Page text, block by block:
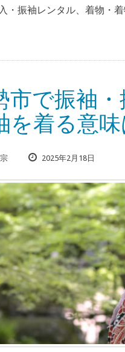
・振袖レンタル、着物・
市で振袖
を着る意味
2025年2月18日